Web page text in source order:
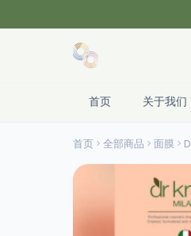
首页 关于我们
首页 全部商品 面膜